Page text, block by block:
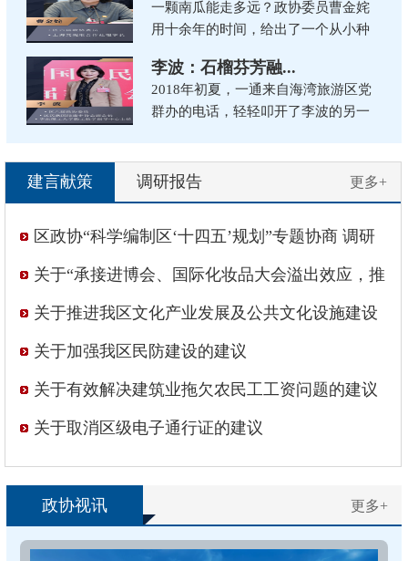
推荐《邓小平时代》一书时的感...
一颗南瓜能走多远？政协委员曹金姹
用十余年的时间，给出了一个从小种
的生动答案。她以南瓜种子为起点，
铺开了一条科技兴农、履职为民的宽...
李波：石榴芬芳融...
2018年初夏，一通来自海湾旅游区党
群办的电话，轻轻叩开了李波的另一
海湾旅游区少数民族联分会帮...
更多+
建言献策 调研报告
区政协“科学编制区‘十四五’规划”专题协商 调研
工作综述
关于“承接进博会、国际化妆品大会溢出效应，推
进‘东方美谷’建设”的意见和建议
关于推进我区文化产业发展及公共文化设施建设
的建议
关于加强我区民防建设的建议
关于有效解决建筑业拖欠农民工工资问题的建议
关于取消区级电子通行证的建议
更多+
政协视讯